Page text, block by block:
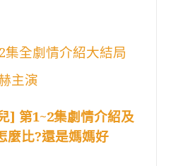
集全劇情介紹大結局
主演
] 第1~2集劇情介紹及
麼比?還是媽媽好